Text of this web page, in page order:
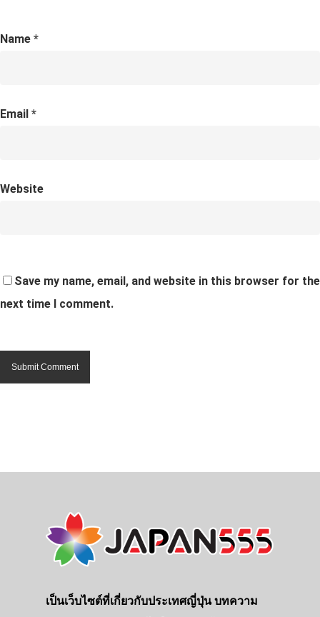
Name *
Email *
Website
Save my name, email, and website in this browser for the
next time I comment.
เป็นเว็บไซต์ที่เกี่ยวกับประเทศญี่ปุ่น บทความ